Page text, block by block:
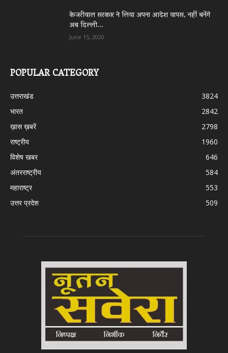
केजरीवाल सरकार ने लिया अपना आदेश वापस, नहीं बनेंगे
अब दिल्ली...
June 15, 2020
POPULAR CATEGORY
उत्तराखंड
3824
भारत
2842
ख़ास ख़बरें
2798
राष्ट्रीय
1960
विशेष खबर
646
अंतरराष्ट्रीय
584
महाराष्ट्र
553
उत्तर प्रदेश
509